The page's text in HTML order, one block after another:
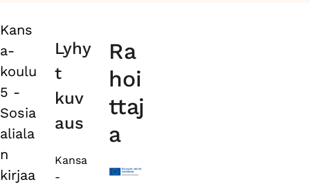
Primary
tabs
Kans
a-
koulu
5 -
Sosia
aliala
n
kirjaa
Lyhy
t
kuv
aus
Kansa
-
Ra
hoi
ttaj
a